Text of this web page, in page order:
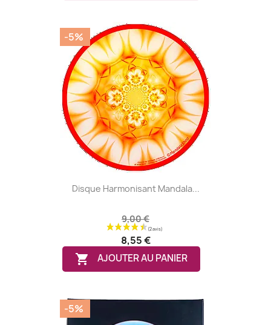
Disque Harmonisant Mandala...
9,00 €
8,55 €
 AJOUTER AU PANIER
-5%
-5%